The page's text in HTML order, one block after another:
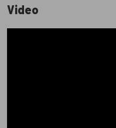
Video